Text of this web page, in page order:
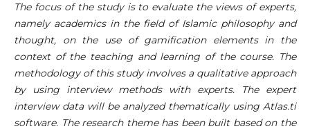
The focus of the study is to evaluate the views of experts,
namely academics in the field of Islamic philosophy and
thought, on the use of gamification elements in the
context of the teaching and learning of the course. The
methodology of this study involves a qualitative approach
by using interview methods with experts. The expert
interview data will be analyzed thematically using Atlas.ti
software. The research theme has been built based on the